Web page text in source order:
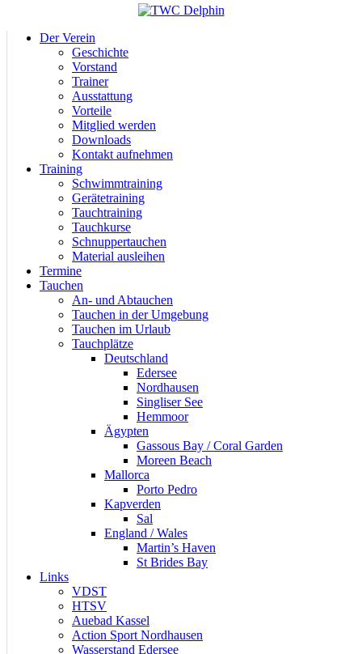
Der Verein
Geschichte
Vorstand
Trainer
Ausstattung
Vorteile
Mitglied werden
Downloads
Kontakt aufnehmen
Training
Schwimmtraining
Gerätetraining
Tauchtraining
Tauchkurse
Schnuppertauchen
Material ausleihen
Termine
Tauchen
An- und Abtauchen
Tauchen in der Umgebung
Tauchen im Urlaub
Tauchplätze
Deutschland
Edersee
Nordhausen
Singliser See
Hemmoor
Ägypten
Gassous Bay / Coral Garden
Moreen Beach
Mallorca
Porto Pedro
Kapverden
Sal
England / Wales
Martin’s Haven
St Brides Bay
Links
VDST
HTSV
Auebad Kassel
Action Sport Nordhausen
Wasserstand Edersee